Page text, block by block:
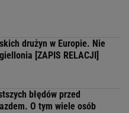
drużyn w Europie. Nie
[ZAPIS RELACJI]
błędów przed
O tym wiele osób